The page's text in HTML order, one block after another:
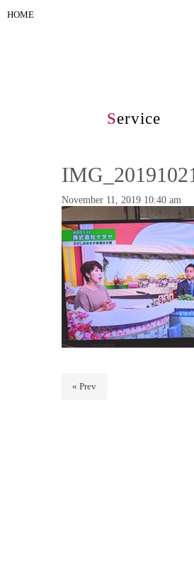
HOME
Service
November 11, 2019 10:40 am
« Prev